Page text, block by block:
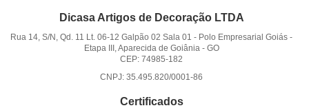
Dicasa Artigos de Decoração LTDA
Rua 14, S/N, Qd. 11 Lt. 06-12 Galpão 02 Sala 01 - Polo Empresarial Goiás -
Etapa III, Aparecida de Goiânia- GO
CEP: 74985-182
CNPJ: 35.495.820/0001-86
Certificados